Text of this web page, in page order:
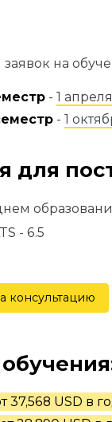
на
- 1 апреля
- 1
для
- 6.5
консультацию
37,568 USD в